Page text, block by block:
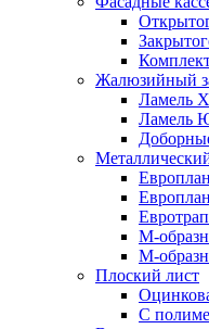
Жалюзийный
Ламель
Ламель
М-
М-
Плоский лист
С